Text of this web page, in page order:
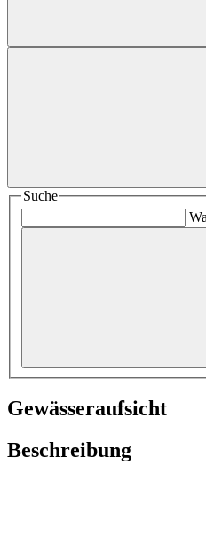
Suche
Gewässeraufsicht
Beschreibung